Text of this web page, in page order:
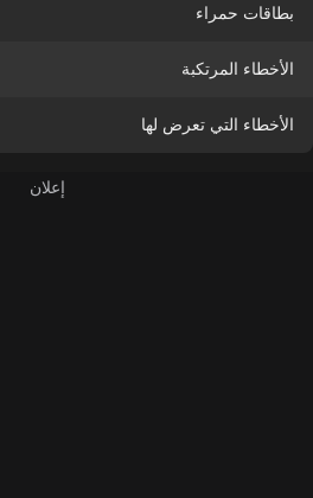
بطاقات حمراء
الأخطاء المرتكبة
الأخطاء التي تعرض لها